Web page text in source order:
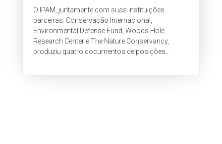
O IPAM, juntamente com suas instituições
parceiras: Conservação Internacional,
Environmental Defense Fund, Woods Hole
Research Center e The Nature Conservancy,
produziu quatro documentos de posições